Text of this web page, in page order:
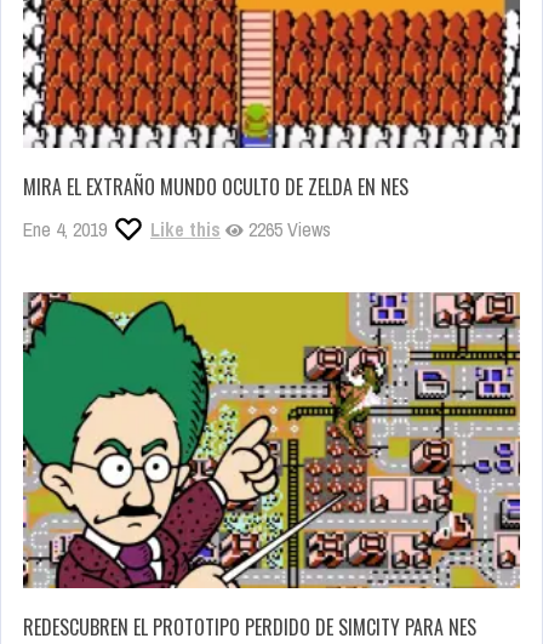
MIRA EL EXTRAÑO MUNDO OCULTO DE ZELDA EN NES
Ene 4, 2019 Like this 2265 Views
REDESCUBREN EL PROTOTIPO PERDIDO DE SIMCITY PARA NES